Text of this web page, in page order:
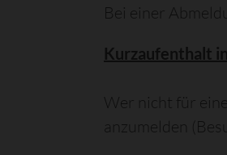
Bei einer
Kurzaufenthalt
Wer nicht für
anzumelden